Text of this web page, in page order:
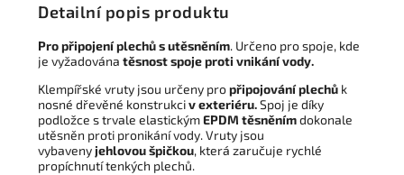
Detailní popis produktu
Pro připojení plechů s utěsněním. Určeno pro spoje, kde
je vyžadována těsnost spoje proti vnikání vody.
Klempířské vruty jsou určeny propřipojování plechů k
nosné dřevěné konstrukciv exteriéru.Spoj je díky
podložce s trvale elastickýmEPDM těsněnímdokonale
utěsněn proti pronikání vody. Vruty jsou
vybaveny jehlovou špičkou, která zaručuje rychlé
propíchnutí tenkých plechů.